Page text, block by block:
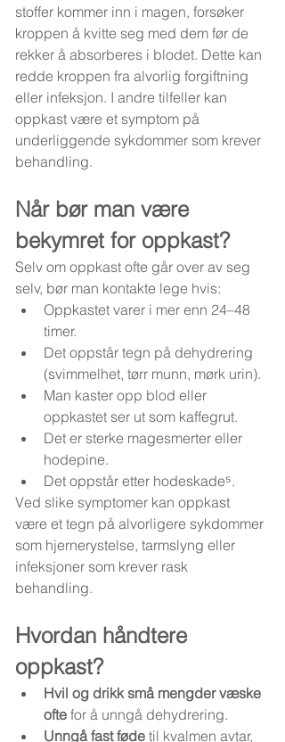
stoffer kommer inn i magen, forsøker
kroppen å kvitte seg med dem før de
rekker å absorberes i blodet. Dette kan
redde kroppen fra alvorlig forgiftning
eller infeksjon. I andre tilfeller kan
oppkast være et symptom på
underliggende sykdommer som krever
behandling.
Når bør man være
bekymret for oppkast?
Selv om oppkast ofte går over av seg
selv, bør man kontakte lege hvis:
Oppkastet varer i mer enn 24–48
timer.
Det oppstår tegn på dehydrering
(svimmelhet, tørr munn, mørk urin).
Man kaster opp blod eller
oppkastet ser ut som kaffegrut.
Det er sterke magesmerter eller
hodepine.
Det oppstår etter hodeskade⁵.
Ved slike symptomer kan oppkast
være et tegn på alvorligere sykdommer
som hjernerystelse, tarmslyng eller
infeksjoner som krever rask
behandling.
Hvordan håndtere
oppkast?
Hvil og drikk små mengder væske
ofte for å unngå dehydrering.
Unngå fast føde til kvalmen avtar,